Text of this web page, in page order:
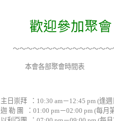
歡迎參加聚會
～～～～～～～～～～～～～～
本會各部聚會時間表
主日崇拜 ： 10:30 am－12:45 pm (逢週
迦 勒 團
： 01:00 pm－02:00 pm (每月